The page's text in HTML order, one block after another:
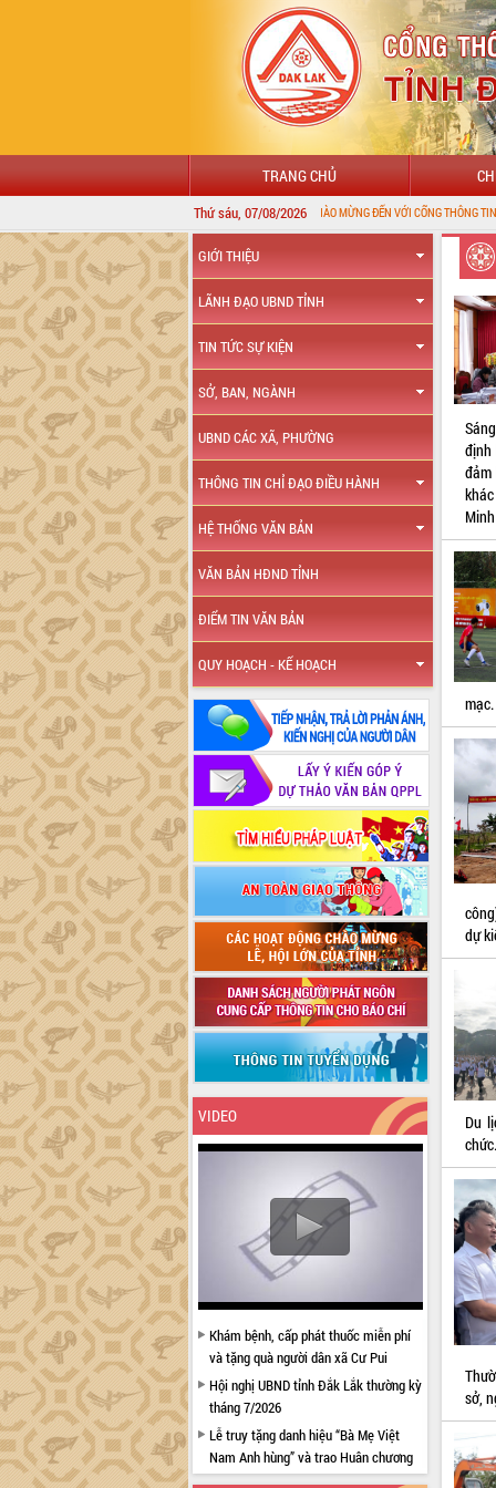
TRANG CHỦ
Thứ sáu, 07/08/2026
CHÀO MỪNG ĐẾN VỚI CỔNG THÔNG TIN ĐIỆN TỬ TỈNH ĐẮK LẮK
GIỚI THIỆU
LÃNH ĐẠO UBND TỈNH
TIN TỨC SỰ KIỆN
SỞ, BAN, NGÀNH
UBND CÁC XÃ, PHƯỜNG
THÔNG TIN CHỈ ĐẠO ĐIỀU HÀNH
HỆ THỐNG VĂN BẢN
VĂN BẢN HĐND TỈNH
ĐIỂM TIN VĂN BẢN
QUY HOẠCH - KẾ HOẠCH
VIDEO
Khám bệnh, cấp phát thuốc miễn phí
và tặng quà người dân xã Cư Pui
Hội nghị UBND tỉnh Đắk Lắk thường kỳ
tháng 7/2026
Lễ truy tặng danh hiệu “Bà Mẹ Việt
Nam Anh hùng” và trao Huân chương
Lao động
định
đảm
mạc.
dự
Du
chức.
sở,